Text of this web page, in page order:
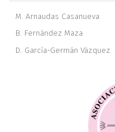
M. Arnaudas Casanueva
B. Fernández Maza
D. García-Germán Vázquez